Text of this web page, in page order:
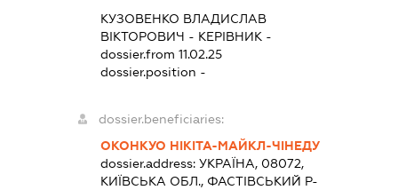
КУЗОВЕНКО ВЛАДИСЛАВ
ВІКТОРОВИЧ - КЕРІВНИК -
dossier.from 11.02.25
dossier.position -
dossier.beneficiaries:
ОКОНКУО НІКІТА-МАЙКЛ-ЧІНЕДУ
dossier.address: УКРАЇНА, 08072,
КИЇВСЬКА ОБЛ., ФАСТІВСЬКИЙ Р-